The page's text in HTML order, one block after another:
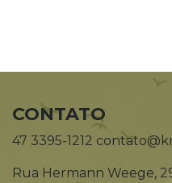
CONTATO
47 3395-1212
Rua Hermann Weege,